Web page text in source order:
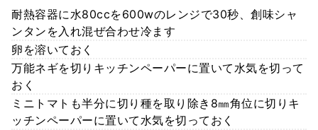
耐熱容器に水80ccを600wのレンジで30秒、創味シャ
ンタンを入れ混ぜ合わせ冷ます
卵を溶いておく
万能ネギを切りキッチンペーパーに置いて水気を切って
おく
ミニトマトも半分に切り種を取り除き8㎜角位に切りキ
ッチンペーパーに置いて水気を切っておく